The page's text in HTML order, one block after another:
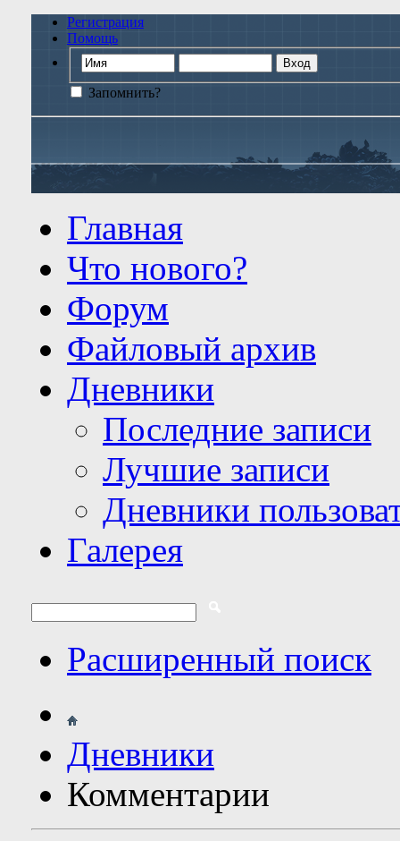
Регистрация
Помощь
Запомнить?
Главная
Что нового?
Форум
Файловый архив
Дневники
Последние записи
Лучшие записи
Дневники
Галерея
Расширенный поиск
Дневники
Комментарии